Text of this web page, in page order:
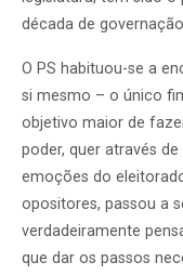
década de
O PS habituou-se a
si mesmo – o único
objetivo maior de
poder, quer através
emoções do
opositores, passou a
verdadeiramente
que dar os passos